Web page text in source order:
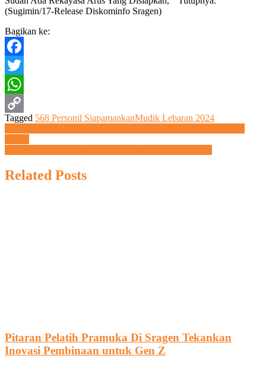
(Sugimin/17-Release Diskominfo Sragen)
Bagikan ke:
Facebook
Twitter
WhatsApp
Copy
Tagged 568 Personil SiapamankanMudik Lebaran 2024
Navigasi
pos
Related Posts
Pitaran Pelatih Pramuka Di Sragen Tekankan
Inovasi Pembinaan untuk Gen Z